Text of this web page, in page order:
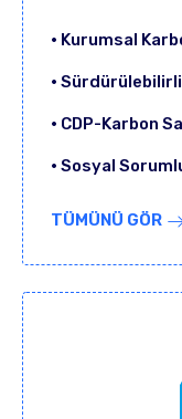
• Kurumsal
•
• CDP-Karbon
• Sosyal
TÜMÜNÜ GÖR